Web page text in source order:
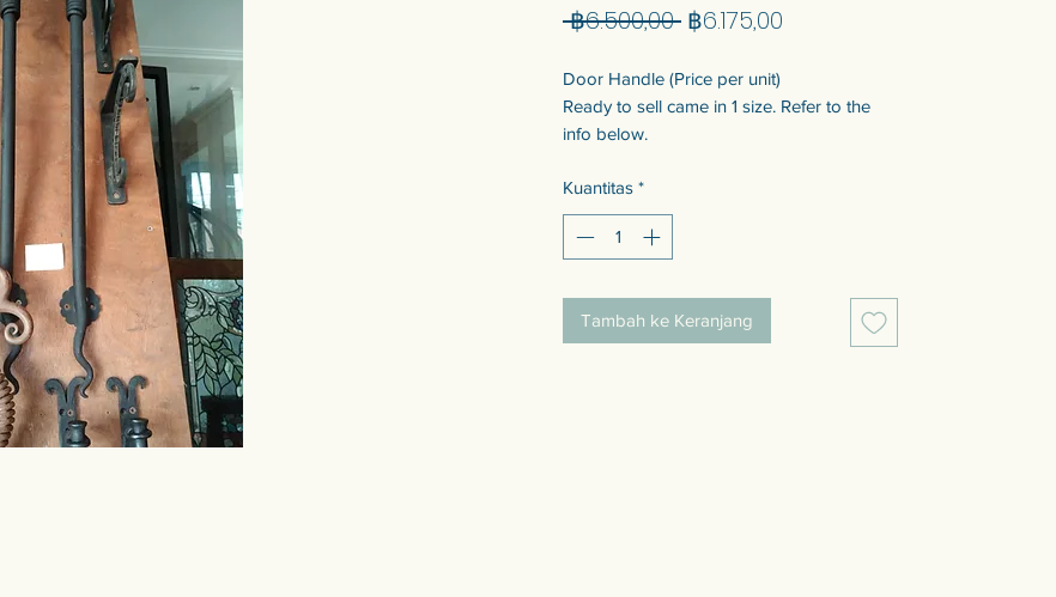
฿6.500,00 Harga
฿6.175,00
Door Handle (Price per unit)
Ready to sell came in 1 size. Refer to the
info below.
to us to get quotation.
Kuantitas *
Tambah ke Keranjang